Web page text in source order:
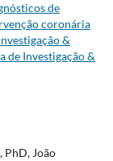
de
coronária
&
de Investigação &
PhD, João